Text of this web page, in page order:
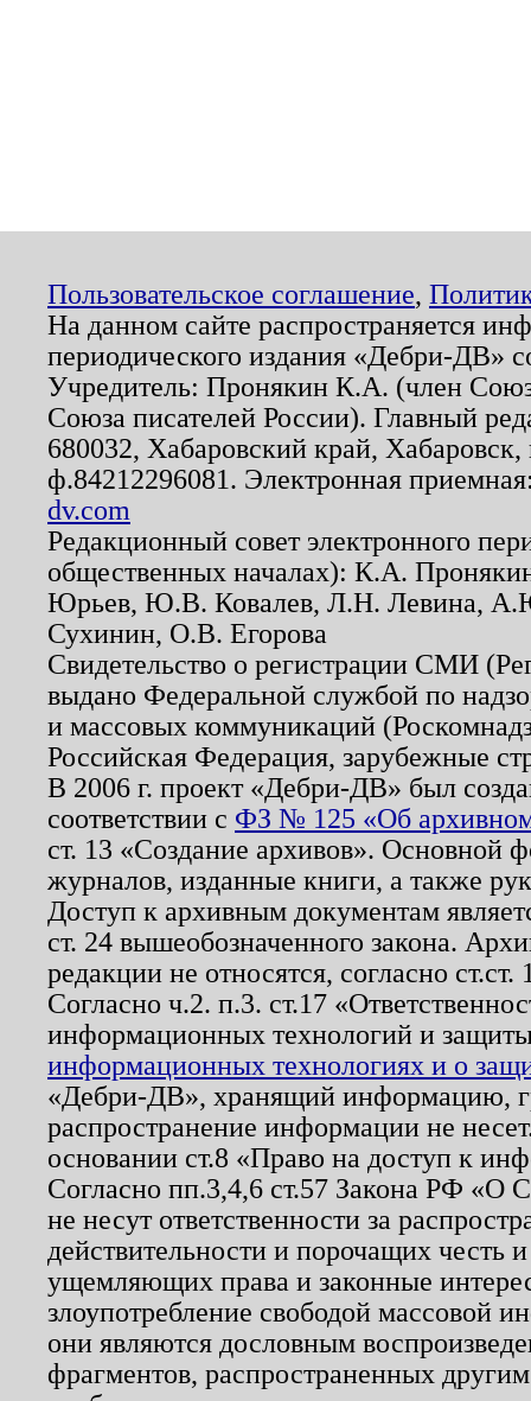
Пользовательское соглашение,
На данном сайте распространяется
периодического издания «Дебри-ДВ»
Учредитель: Пронякин К.А. (член
Союза писателей России). Главный
680032, Хабаровский край,
ф.84212296081. Электронная
dv.com
Редакционный совет электронного
общественных началах): К.А.
Юрьев, Ю.В. Ковалев, Л.Н. Левина,
Сухинин, О.В. Егорова
Свидетельство о регистрации СМИ
выдано Федеральной службой по
и массовых коммуникаций
Российская Федерация, зарубежные
В 2006 г. проект «Дебри-ДВ» был
соответствии с ФЗ № 125 «Об
ст. 13 «Создание архивов». Основной
журналов, изданные книги, а также
Доступ к архивным документам
ст. 24 вышеобозначенного закона.
редакции не относятся, согласно
Согласно ч.2. п.3. ст.17
информационных технологий и
информационных технологиях и о
«Дебри-ДВ», хранящий информацию,
распространение информации не
основании ст.8 «Право на доступ к
Согласно пп.3,4,6 ст.57 Закона РФ «О
не несут ответственности за
действительности и порочащих честь
ущемляющих права и законные
злоупотребление свободой массовой
они являются дословным
фрагментов, распространенных